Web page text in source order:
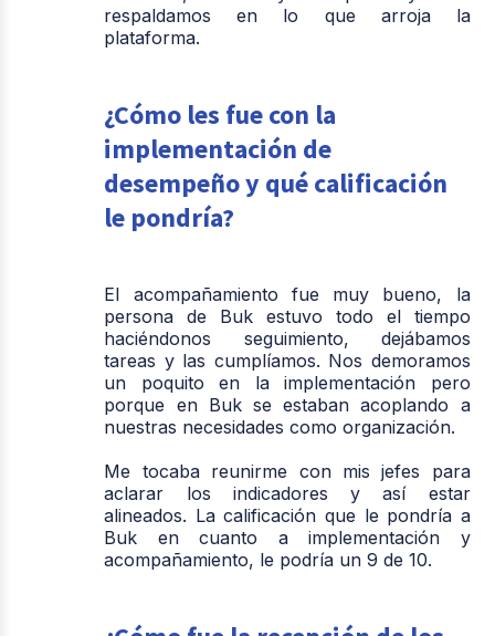
respaldamos en lo que arroja la
plataforma.
¿Cómo les fue con la
implementación de
desempeño y qué calificación
le pondría?
El acompañamiento fue muy bueno, la
persona de Buk estuvo todo el tiempo
haciéndonos seguimiento, dejábamos
tareas y las cumplíamos. Nos demoramos
un poquito en la implementación pero
porque en Buk se estaban acoplando a
nuestras necesidades como organización.
Me tocaba reunirme con mis jefes para
aclarar los indicadores y así estar
alineados. La calificación que le pondría a
Buk en cuanto a implementación y
acompañamiento, le podría un 9 de 10.